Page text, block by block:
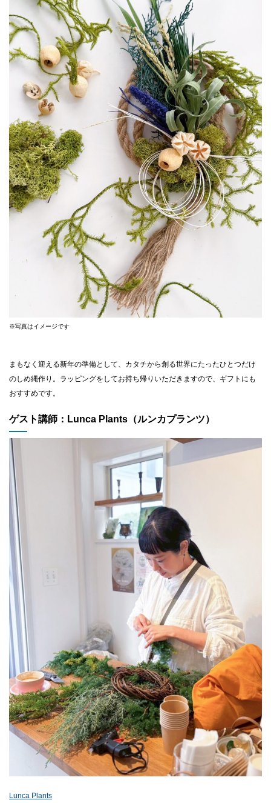
※写真はイメージです
まもなく迎える新年の準備として、カタチから創る世界にたったひとつだけ
のしめ縄作り。ラッピングをしてお持ち帰りいただきますので、ギフトにも
おすすめです。
ゲスト講師：Lunca Plants（ルンカプランツ）
Lunca Plants